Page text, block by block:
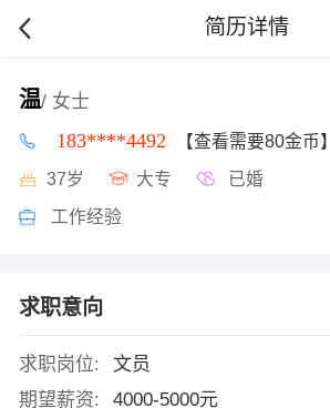
简历详情
温/ 女士
183****4492 【查看需要80金币】
37岁 大专 已婚
工作经验
求职意向
求职岗位:
文员
期望薪资:
4000-5000元